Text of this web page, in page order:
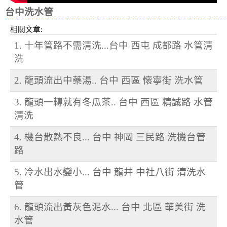
台中洗水管
相關文章:
1. 十年管路不需清洗...台中 西屯 成都路 水管清
洗
2. 龍頭流出中藥湯.. 台中 西區 懷寧街 洗水管
3. 龍頭一轉就有冬瓜茶.. 台中 西區 精誠路 水管
清洗
4. 機台散熱不良... 台中 神岡 三民路 洗機台管
路
5. 冷水出水變小... 台中 龍井 中社八街 清洗水
管
6. 龍頭流出黃灰色泥水... 台中 北區 華美街 洗
水管